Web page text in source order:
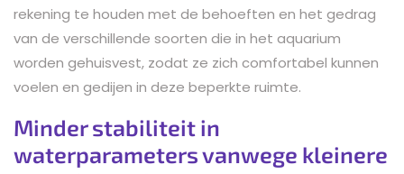
rekening te houden met de behoeften en het gedrag
van de verschillende soorten die in het aquarium
worden gehuisvest, zodat ze zich comfortabel kunnen
voelen en gedijen in deze beperkte ruimte.
Minder stabiliteit in
waterparameters vanwege kleinere